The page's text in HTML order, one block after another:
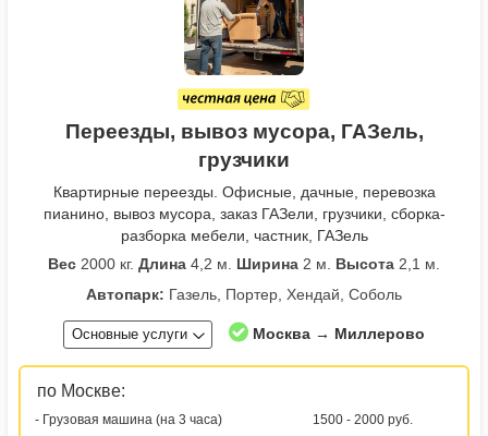
Переезды, вывоз мусора, ГАЗель,
грузчики
Квартирные переезды. Офисные, дачные, перевозка
пианино, вывоз мусора, заказ ГАЗели, грузчики, сборка-
разборка мебели, частник, ГАЗель
Вес 2000 кг. Длина 4,2 м. Ширина 2 м. Высота 2,1 м.
Автопарк: Газель, Портер, Хендай, Соболь
Основные услуги Москва → Миллерово
по Москве:
- Грузовая машина (на 3 часа)
1500 - 2000 руб.